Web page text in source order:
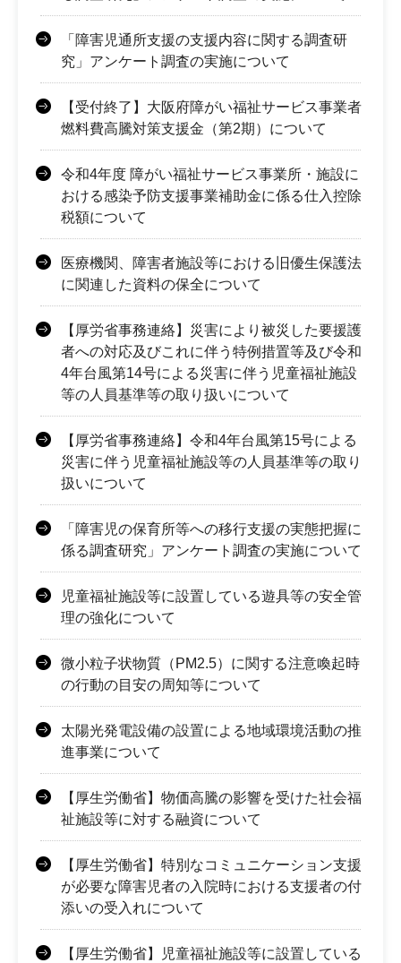
「障害児通所支援の支援内容に関する調査研
究」アンケート調査の実施について
【受付終了】大阪府障がい福祉サービス事業者
燃料費高騰対策支援金（第2期）について
令和4年度 障がい福祉サービス事業所・施設に
おける感染予防支援事業補助金に係る仕入控除
税額について
医療機関、障害者施設等における旧優生保護法
に関連した資料の保全について
【厚労省事務連絡】災害により被災した要援護
者への対応及びこれに伴う特例措置等及び令和
4年台風第14号による災害に伴う児童福祉施設
等の人員基準等の取り扱いについて
【厚労省事務連絡】令和4年台風第15号による
災害に伴う児童福祉施設等の人員基準等の取り
扱いについて
「障害児の保育所等への移行支援の実態把握に
係る調査研究」アンケート調査の実施について
児童福祉施設等に設置している遊具等の安全管
理の強化について
微小粒子状物質（PM2.5）に関する注意喚起時
の行動の目安の周知等について
太陽光発電設備の設置による地域環境活動の推
進事業について
【厚生労働省】物価高騰の影響を受けた社会福
祉施設等に対する融資について
【厚生労働省】特別なコミュニケーション支援
が必要な障害児者の入院時における支援者の付
添いの受入れについて
【厚生労働省】児童福祉施設等に設置している